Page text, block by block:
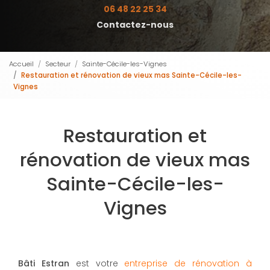
06 48 22 25 34
Contactez-nous
Accueil Secteur
Sainte-Cécile-les-Vignes
Restauration et rénovation de vieux mas Sainte-Cécile-les-
Vignes
Restauration et
rénovation de vieux mas
Sainte-Cécile-les-
Vignes
Bâti Estran est votre entreprise de rénovation à